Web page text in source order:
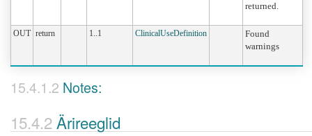
returned.
OUT return 1..1 ClinicalUseDefinition
Found
warnings
Notes:
Ärireeglid